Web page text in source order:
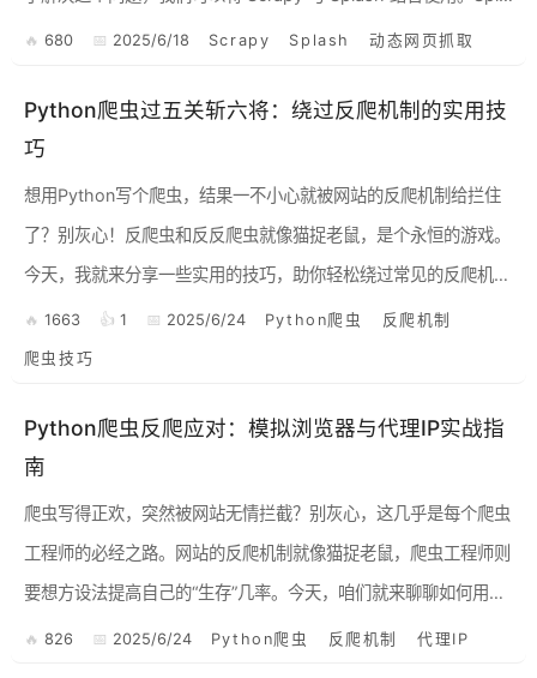
sh 是一...
680 2025/6/18 Scrapy Splash 动态网页抓取
Python爬虫过五关斩六将：绕过反爬机制的实用技
巧
想用Python写个爬虫，结果一不小心就被网站的反爬机制给拦住
了？别灰心！反爬虫和反反爬虫就像猫捉老鼠，是个永恒的游戏。
今天，我就来分享一些实用的技巧，助你轻松绕过常见的反爬机
制，让你的爬虫畅通无阻。 1. 伪装身份：User-Age...
1663 1 2025/6/24 Python爬虫 反爬机制
爬虫技巧
Python爬虫反爬应对：模拟浏览器与代理IP实战指
南
爬虫写得正欢，突然被网站无情拦截？别灰心，这几乎是每个爬虫
工程师的必经之路。网站的反爬机制就像猫捉老鼠，爬虫工程师则
要想方设法提高自己的“生存”几率。今天，咱们就来聊聊如何用Py
thon爬虫模拟浏览器行为和使用代理IP，有效应对各种反爬策...
826 2025/6/24 Python爬虫 反爬机制 代理IP